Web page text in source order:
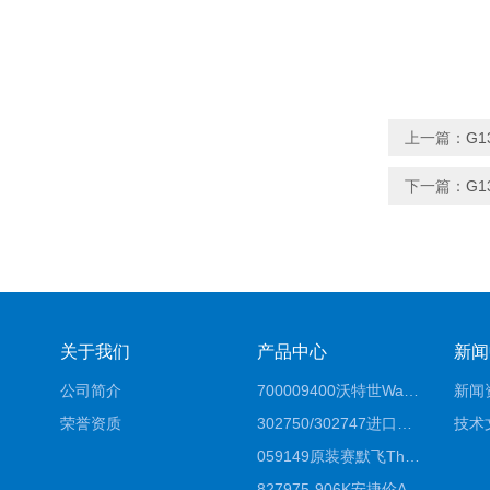
上一篇：
下一篇：
关于我们
公司简介
荣誉资质
产品中心 新
新闻
技术